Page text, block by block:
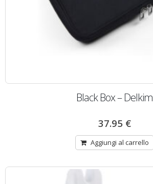
Black Box – Delkim
37.95 €
Aggiungi al carrello